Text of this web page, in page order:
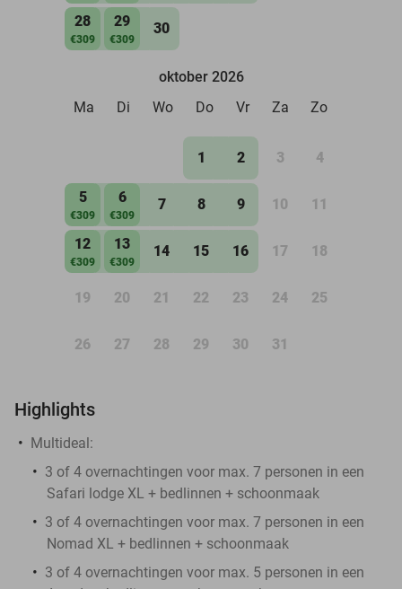
28
€309
29
€309
30
oktober 2026
Ma
Di Wo Do Vr Za Zo
1 2 3 4
5
€309
6
€309
7 8 9 10 11
12
€309
13
€309
14 15 16 17 18
19 20 21 22 23 24 25
26 27 28 29 30 31
Highlights
Multideal:
3 of 4 overnachtingen voor max. 7 personen in een
Safari lodge XL + bedlinnen + schoonmaak
3 of 4 overnachtingen voor max. 7 personen in een
Nomad XL + bedlinnen + schoonmaak
3 of 4 overnachtingen voor max. 5 personen in een